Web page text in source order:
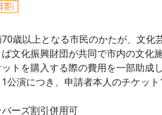
歳以上となる市民のかたが、文化
ば文化振興財団が共同で市内の文化
トを購入する際の費用を一部助成し
1公演につき、申請者本人のチケッ
ーズ割引併用可